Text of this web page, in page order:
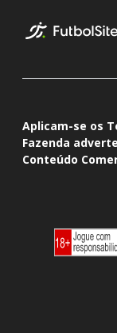
Aplicam-se os
Fazenda
Conteúdo